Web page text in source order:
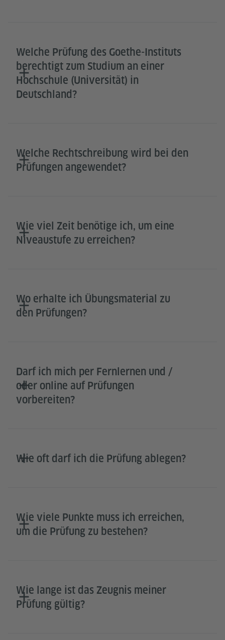
Welche Prüfung des Goethe-Instituts
berechtigt zum Studium an einer
Hochschule (Universität) in
Deutschland?
Welche Rechtschreibung wird bei den
Prüfungen angewendet?
Wie viel Zeit benötige ich, um eine
Niveaustufe zu erreichen?
Wo erhalte ich Übungsmaterial zu
den Prüfungen?
Darf ich mich per Fernlernen und /
oder online auf Prüfungen
vorbereiten?
Wie oft darf ich die Prüfung ablegen?
Wie viele Punkte muss ich erreichen,
um die Prüfung zu bestehen?
Wie lange ist das Zeugnis meiner
Prüfung gültig?